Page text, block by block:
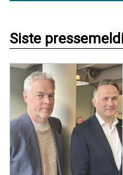
Siste